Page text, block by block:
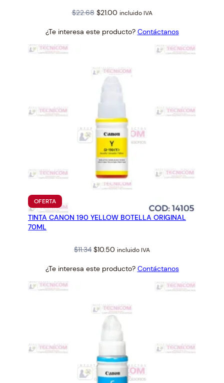
$22.68 Original
was:
$21.00Current
is:
incluido IVA
¿Te interesa este producto? Contáctanos
OFERTAPRODUCTO
EN
OFERTA
TINTA CANON 190 YELLOW BOTELLA ORIGINAL
70ML
$11.34 Original
was:
$10.50 Current
is:
incluido IVA
¿Te interesa este producto? Contáctanos